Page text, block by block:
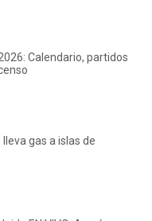
Calendario, partidos
gas a islas de